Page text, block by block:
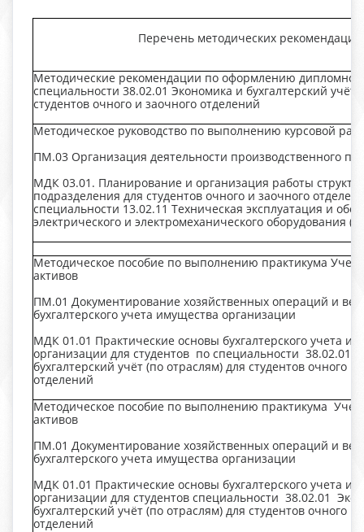
Перечень методических рекомендаций
Методические рекомендации по оформлению
специальности 38.02.01 Экономика и бухгалтерский учёт
студентов очного и заочного отделений
Методическое руководство по выполнению курсовой
ПМ.03 Организация деятельности производственного
МДК 03.01. Планирование и организация работы
подразделения для студентов очного и заочного
специальности 13.02.11 Техническая эксплуатация и
электрического и электромеханического
Методическое пособие по выполнению практикума Учет
активов
ПМ.01 Документирование хозяйственных операций и
бухгалтерского учета имущества организации
МДК 01.01 Практические основы бухгалтерского учета
организации для студентов по специальности 38.02.01
бухгалтерский учёт (по отраслям) для студентов очного и
отделений
Методическое пособие по выполнению практикума Учет
активов
ПМ.01 Документирование хозяйственных операций и
бухгалтерского учета имущества организации
МДК 01.01 Практические основы бухгалтерского учета
организации для студентов специальности 38.02.01
бухгалтерский учёт (по отраслям) для студентов очного и
отделений